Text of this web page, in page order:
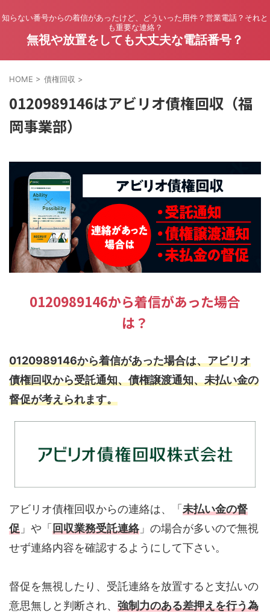
知らない番号からの着信があったけど、どういった用件？営業電話？それと
も重要な連絡？
無視や放置をしても大丈夫な電話番号？
HOME > 債権回収 >
0120989146はアビリオ債権回収（福
岡事業部）
0120989146から着信があった場合
は？
0120989146から着信があった場合は、アビリオ
債権回収から受託通知、債権譲渡通知、未払い金の
督促が考えられます。
アビリオ債権回収からの連絡は、「 未払い金の督
促 」や「 回収業務受託連絡」の場合が多いので無視
せず連絡内容を確認するようにして下さい。
督促を無視したり、受託連絡を放置すると支払いの
意思無しと判断され、 強制力のある差押えを行う為